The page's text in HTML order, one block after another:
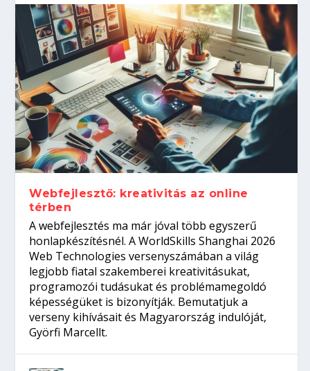
Kitalálod, mire használják ezeket a
gépeket?
Nem sikerült az egyetemi felvételi?
Tanulj szakmát!
Szoftverfejlesztő: verseny kódban –
amikor néhány sor program dönti el a
világversenyt...
Digitális detox – hogyan kapcsolódj ki
telefon nélkül?
Webfejlesztő: kreativitás az online
térben
A webfejlesztés ma már jóval több egyszerű
honlapkészítésnél. A WorldSkills Shanghai 2026
Web Technologies versenyszámában a világ
legjobb fiatal szakemberei kreativitásukat,
programozói tudásukat és problémamegoldó
képességüket is bizonyítják. Bemutatjuk a
verseny kihívásait és Magyarország indulóját,
Györfi Marcellt.